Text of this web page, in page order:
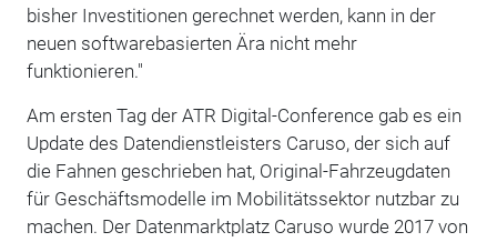
bisher Investitionen gerechnet werden, kann in der
neuen softwarebasierten Ära nicht mehr
funktionieren."
Am ersten Tag der ATR Digital-Confer­ence gab es ein
Update des Datendienstleisters Caruso, der sich auf
die Fahnen geschrieben hat, Original-Fahrzeugdaten
für Geschäftsmodelle im Mobilitätssektor nutzbar zu
machen. Der Datenmarktplatz Caruso wurde 2017 von